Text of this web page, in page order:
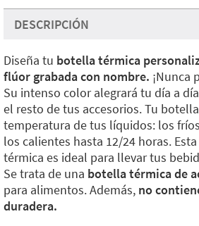
DESCRIPCIÓN
Diseña tu botella térmica
flúor grabada con nombre. ¡Nunca
Su intenso color alegrará tu día a
el resto de tus accesorios. Tu
temperatura de tus líquidos: los
los calientes hasta 12/24 horas.
térmica es ideal para llevar tus
Se trata de una botella térmica de
para alimentos. Además, no
duradera.